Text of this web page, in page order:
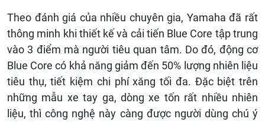
Theo đánh giá của nhiều chuyên gia, Yamaha đã rất
thông minh khi thiết kế và cải tiến Blue Core tập trung
vào 3 điểm mà người tiêu quan tâm. Do đó, động cơ
Blue Core có khả năng giảm đến 50% lượng nhiên liệu
tiêu thụ, tiết kiệm chi phí xăng tối đa. Đặc biệt trên
những mẫu xe tay ga, dòng xe tốn rất nhiều nhiên
liệu, thì công nghệ này càng được người dùng chú ý